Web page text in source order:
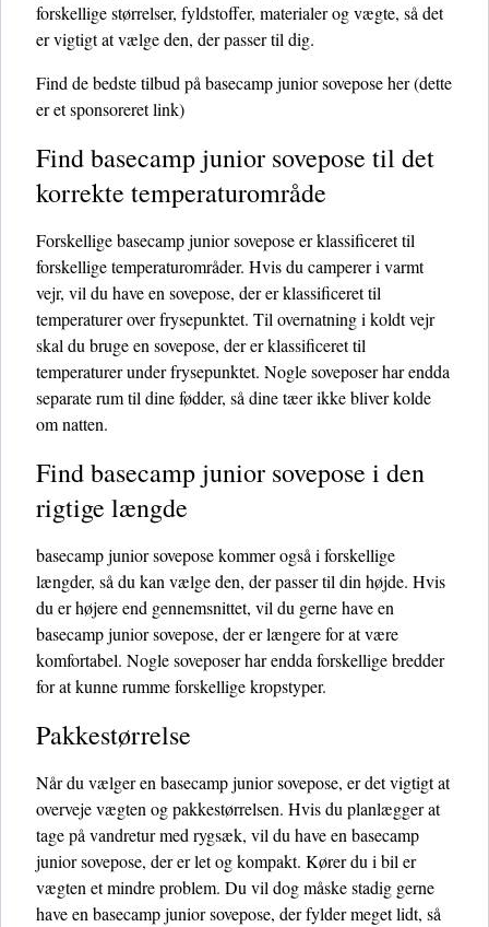
forskellige størrelser, fyldstoffer, materialer og vægte, så det
er vigtigt at vælge den, der passer til dig.
Find de bedste tilbud på basecamp junior sovepose her(dette
er et sponsoreret link)
Find basecamp junior sovepose til det
korrekte temperaturområde
Forskellige basecamp junior sovepose er klassificeret til
forskellige temperaturområder. Hvis du camperer i varmt
vejr, vil du have en sovepose, der er klassificeret til
temperaturer over frysepunktet. Til overnatning i koldt vejr
skal du bruge en sovepose, der er klassificeret til
temperaturer under frysepunktet. Nogle soveposer har endda
separate rum til dine fødder, så dine tæer ikke bliver kolde
om natten.
Find basecamp junior sovepose i den
rigtige længde
basecamp junior sovepose kommer også i forskellige
længder, så du kan vælge den, der passer til din højde. Hvis
du er højere end gennemsnittet, vil du gerne have en
basecamp junior sovepose, der er længere for at være
komfortabel. Nogle soveposer har endda forskellige bredder
for at kunne rumme forskellige kropstyper.
Pakkestørrelse
Når du vælger en basecamp junior sovepose, er det vigtigt at
overveje vægten og pakkestørrelsen. Hvis du planlægger at
tage på vandretur med rygsæk, vil du have en basecamp
junior sovepose, der er let og kompakt. Kører du i bil er
vægten et mindre problem. Du vil dog måske stadig gerne
have en basecamp junior sovepose, der fylder meget lidt, så